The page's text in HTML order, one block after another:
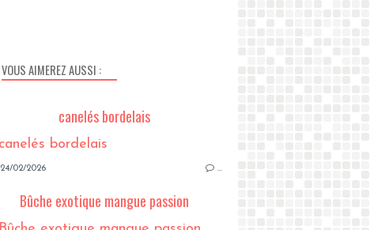
VOUS AIMEREZ AUSSI :
canelés bordelais
24/02/2026 …
Bûche exotique mangue passion